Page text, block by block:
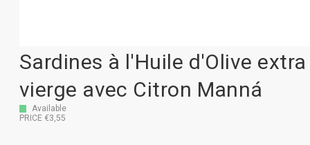
Sardines à l'Huile d'Olive extra
vierge avec Citron Manná
Available
PRICE €3,55